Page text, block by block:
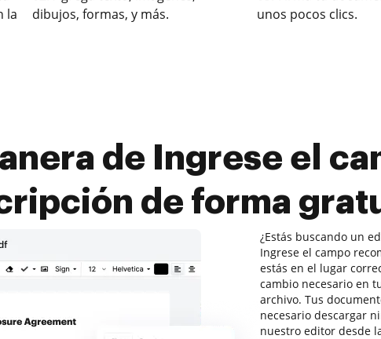
la
dibujos, formas, y más.
unos pocos clics.
de Ingrese el
de forma
¿Estás buscando un
Ingrese el campo
estás en el lugar
cambio necesario en
archivo. Tus
necesario descargar
nuestro editor desde